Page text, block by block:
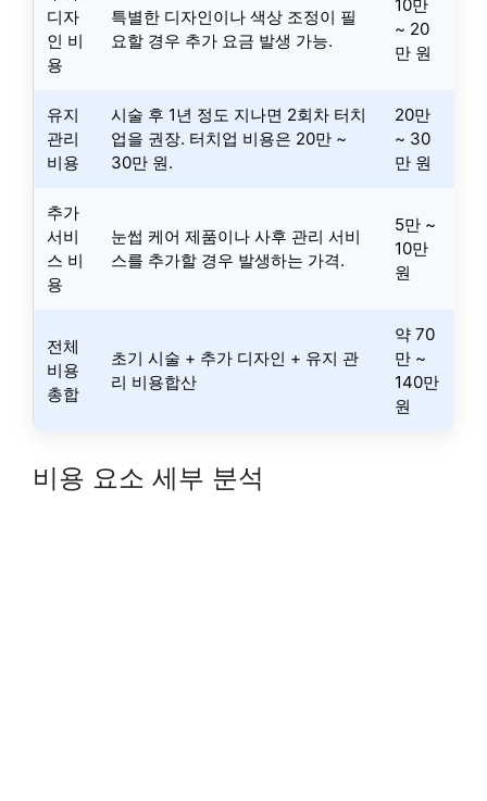
디자
인 비
용
특별한 디자인이나 색상 조정이 필
요할 경우 추가 요금 발생 가능.
10만
~ 20
만 원
유지
관리
비용
시술 후 1년 정도 지나면 2회차 터치
업을 권장. 터치업 비용은 20만 ~
30만 원.
20만
~ 30
만 원
추가
서비
스 비
용
눈썹 케어 제품이나 사후 관리 서비
스를 추가할 경우 발생하는 가격.
5만 ~
10만
원
전체
비용
총합
초기 시술 + 추가 디자인 + 유지 관
리 비용합산
약 70
만 ~
140만
원
비용 요소 세부 분석